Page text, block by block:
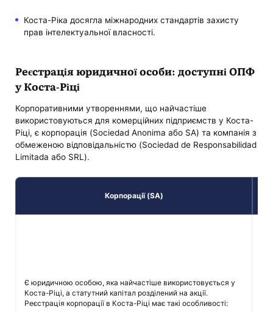
Коста-Ріка досягла міжнародних стандартів захисту
прав інтелектуальної власності.
Реєстрація юридичної особи: доступні ОПФ
у Коста-Ріці
Корпоративними утвореннями, що найчастіше
використовуються для комерційних підприємств у Коста-
Ріці, є корпорація (Sociedad Anonima або SA) та компанія з
обмеженою відповідальністю (Sociedad de Responsabilidad
Limitada або SRL).
Корпорації (SA)
Є юридичною особою, яка найчастіше використовується у
Коста-Ріці, а статутний капітал розділений на акції.
Реєстрація корпорації в Коста-Ріці має такі особливості: